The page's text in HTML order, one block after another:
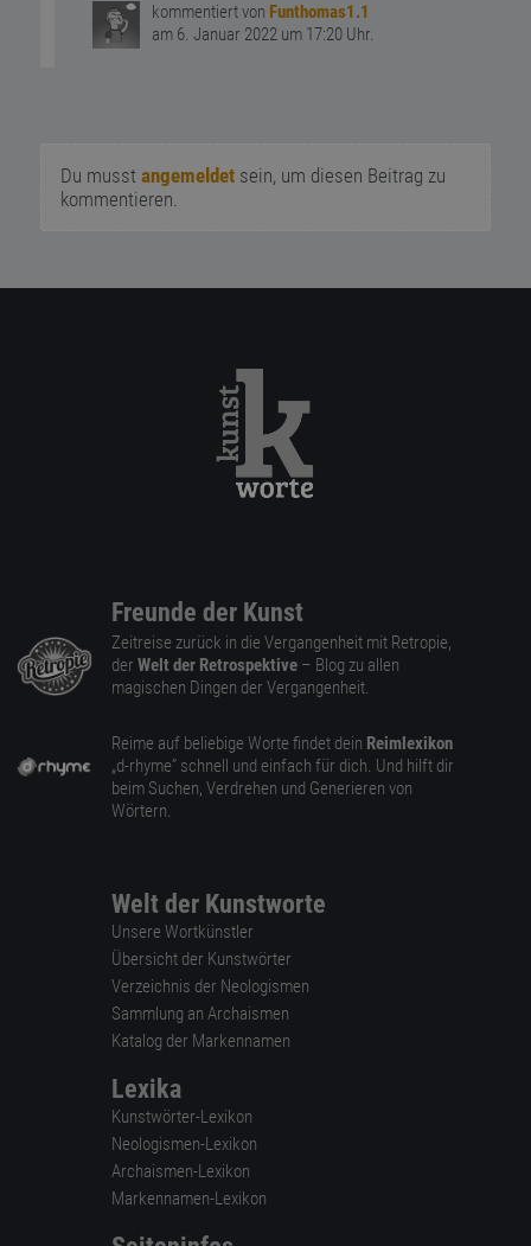
kommentiert von Funthomas1.1
am 6. Januar 2022 um 17:20 Uhr.
Du musst angemeldetsein, um diesen Beitrag zu
kommentieren.
Freunde der Kunst
Zeitreise zurück in die Vergangenheit mit Retropie,
der Welt der Retrospektive – Blog zu allen
magischen Dingen der Vergangenheit.
Reime auf beliebige Worte findet dein Reimlexikon
„d-rhyme” schnell und einfach für dich. Und hilft dir
beim Suchen, Verdrehen und Generieren von
Wörtern.
Welt der Kunstworte
Unsere Wortkünstler
Übersicht der Kunstwörter
Verzeichnis der Neologismen
Sammlung an Archaismen
Katalog der Markennamen
Lexika
Kunstwörter-Lexikon
Neologismen-Lexikon
Archaismen-Lexikon
Markennamen-Lexikon